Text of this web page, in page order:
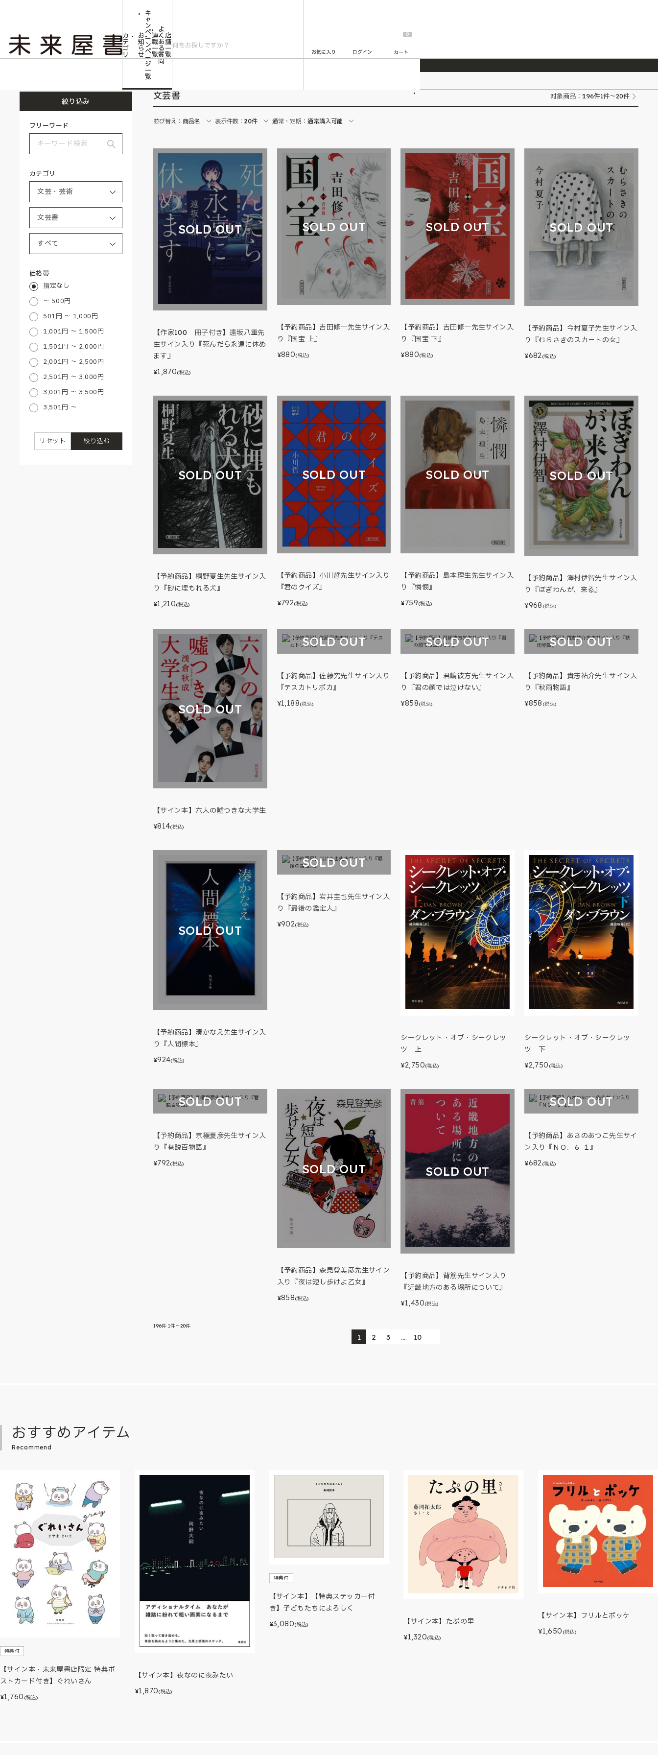
2026/7/23 『ONE PIECE magazine 021 ONE PIECEカード付き同梱版』発売延期のご案内
カ
テ
ゴ
リ
お
知
ら
せ
キ
ャ
ン
ペ
ー
ン
ペ
ー
ジ
一
覧
連
載
一
覧
よ
く
あ
る
質
問
店
舗
一
覧
お気に入り ログイン
0
カート
絞り込み
フリーワード
カテゴリ
価格帯
指定なし
～ 500円
501円 ～ 1,000円
1,001円 ～ 1,500円
1,501円 ～ 2,000円
2,001円 ～ 2,500円
2,501円 ～ 3,000円
3,001円 ～ 3,500円
3,501円 ～
絞り込む
リセット
文芸書 対象商品： 196件1件～20件
並び替え： 商品名 表示件数： 20件 通常・定期： 通常購入可能
SOLD OUT
【作家100 冊子付き】遠坂八重先
生サイン入り『死んだら永遠に休め
ます』
¥1,870(税込)
SOLD OUT
【予約商品】吉田修一先生サイン入
り『国宝 上』
¥880(税込)
SOLD OUT
【予約商品】吉田修一先生サイン入
り『国宝 下』
¥880(税込)
SOLD OUT
【予約商品】今村夏子先生サイン入
り『むらさきのスカ－トの女』
¥682(税込)
SOLD OUT
【予約商品】桐野夏生先生サイン入
り『砂に埋もれる犬』
¥1,210(税込)
SOLD OUT
【予約商品】小川哲先生サイン入り
『君のクイズ』
¥792(税込)
SOLD OUT
【予約商品】島本理生先生サイン入
り『憐憫』
¥759(税込)
SOLD OUT
【予約商品】澤村伊智先生サイン入
り『ぼぎわんが、来る』
¥968 (税込)
SOLD OUT
【サイン本】六人の嘘つきな大学生
¥814(税込)
SOLD OUT
【予約商品】佐藤究先生サイン入り
『テスカトリポカ』
¥1,188(税込)
SOLD OUT
【予約商品】君嶋彼方先生サイン入
り『君の顔では泣けない』
¥858(税込)
SOLD OUT
【予約商品】貴志祐介先生サイン入
り『秋雨物語』
¥858 (税込)
SOLD OUT
【予約商品】湊かなえ先生サイン入
り『人間標本』
¥924(税込)
SOLD OUT
【予約商品】岩井圭也先生サイン入
り『最後の鑑定人』
¥902(税込)
シークレット・オブ・シークレッ
ツ 上
¥2,750(税込)
シークレット・オブ・シークレッ
ツ 下
¥2,750 (税込)
SOLD OUT
【予約商品】京極夏彦先生サイン入
り『巷説百物語』
¥792(税込) SOLD OUT
【予約商品】森見登美彦先生サイン
入り『夜は短し歩けよ乙女』
¥858(税込)
SOLD OUT
【予約商品】背筋先生サイン入り
『近畿地方のある場所について』
¥1,430(税込)
SOLD OUT
【予約商品】あさのあつこ先生サイ
ン入り『ＮＯ．６ １』
¥682(税込)
196件 1件～20件
1 2 3 … 10
おすすめアイテム
Recommend
特典付
【サイン本・未来屋書店限定 特典ポ
ストカード付き】ぐれいさん
¥1,760 (税込)
【サイン本】夜なのに夜みたい
¥1,870(税込)
特典付
【サイン本】【特典ステッカー付
き】子どもたちによろしく
¥3,080(税込) 【サイン本】たぷの里
¥1,320(税込)
【サイン本】フリルとポッケ
¥1,650 (税込)